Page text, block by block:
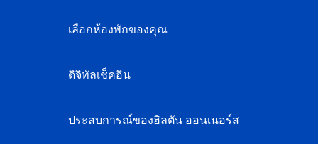
เลือกห้องพักของคุณ
ดิจิทัลเช็คอิน
ประสบการณ์ของฮิลตัน ออนเนอร์ส